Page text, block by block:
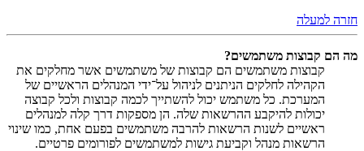
חזרה למעלה
מה הם קבוצות משתמשים?
קבוצות משתמשים הם קבוצות של משתמשים אשר מחלקים את
הקהילה לחלקים הניתנים לניהול על־ידי המנהלים הראשיים של
המערכת. כל משתמש יכול להשתייך לכמה קבוצות ולכל קבוצה
יכולות להיקבע ההרשאות שלה. הן מספקות דרך קלה למנהלים
ראשיים לשנות הרשאות להרבה משתמשים בפעם אחת, כמו שינוי
הרשאות מנהל וקביעת גישות למשתמשים לפורומים פרטיים.